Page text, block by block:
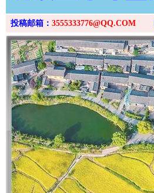
投稿邮箱： 3555333776@QQ.COM